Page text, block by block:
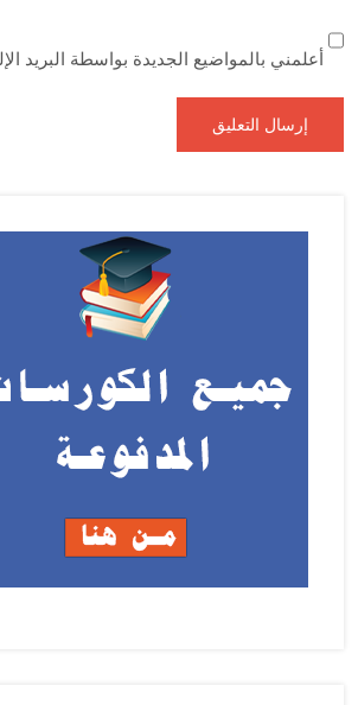
أعلمني بالمواضيع الجديدة بواسطة البريد